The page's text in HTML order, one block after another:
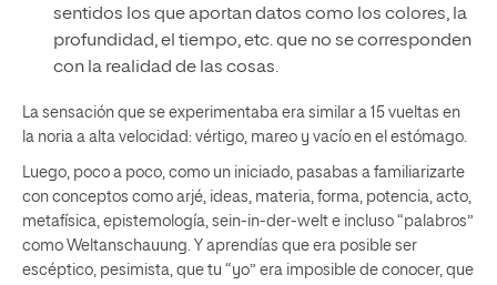
sentidos los que aportan datos como los colores, la
profundidad, el tiempo, etc. que no se corresponden
con la realidad de las cosas.
La sensación que se experimentaba era similar a 15 vueltas en
la noria a alta velocidad: vértigo, mareo y vacío en el estómago.
Luego, poco a poco, como un iniciado, pasabas a familiarizarte
con conceptos como arjé, ideas, materia, forma, potencia, acto,
metafísica, epistemología, sein-in-der-welt e incluso “palabros”
como Weltanschauung. Y aprendías que era posible ser
escéptico, pesimista, que tu “yo” era imposible de conocer, que